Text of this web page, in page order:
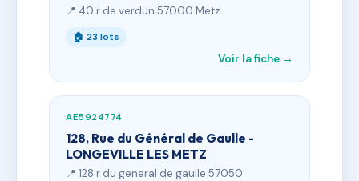
📍 40 r de verdun 57000 Metz
🏠 23 lots
Voir la fiche →
AE5924774
128, Rue du Général de Gaulle -
LONGEVILLE LES METZ
📍 128 r du general de gaulle 57050